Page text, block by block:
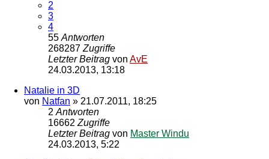
2
3
4
55 Antworten
268287 Zugriffe
Letzter Beitrag von AvE
24.03.2013, 13:18
Natalie in 3D
von Natfan » 21.07.2011, 18:25
2 Antworten
16662 Zugriffe
Letzter Beitrag von Master Windu
24.03.2013, 5:22